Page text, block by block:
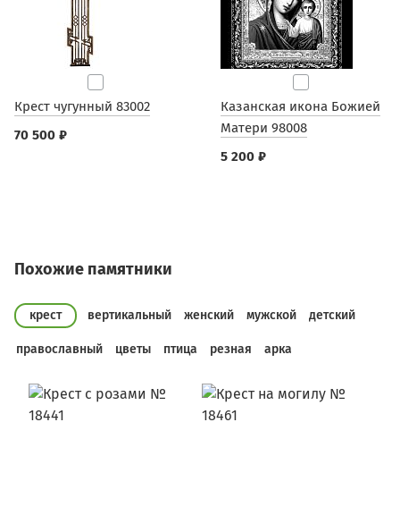
Крест чугунный 83002
70 500 ₽
Казанская икона Божией
Матери 98008
5 200 ₽
Похожие памятники
крест вертикальный женский мужской детский
православный цветы птица резная арка